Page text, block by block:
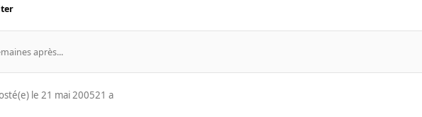
après...
le 21 mai 200521 a